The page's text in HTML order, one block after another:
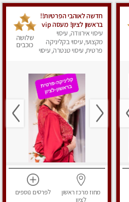
חדשה לאוהבי הפרטיות!!
בראשון לציון! מעסה vip
מפנקת בקליניקה פרטית
לחלוטין!!! לבד! לרציניים
בלבד! מומלץ!
עיסוי אירוודה, עיסוי
מקצועי, עיסוי בקליניקה
פרטית, עיסוי טנטרה, עיסוי
שלושה
כוכבים
מחוז מרכזראשון
לציון
לפרטים נוספים